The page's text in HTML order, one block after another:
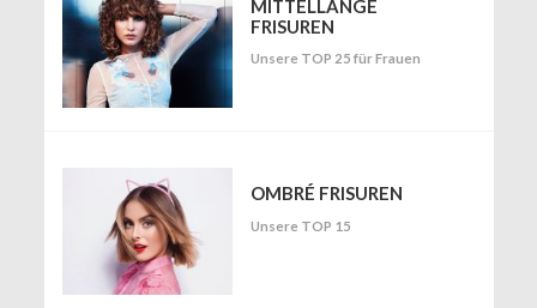
MITTELLANGE
FRISUREN
Unsere TOP 25 für Frauen
OMBRÉ FRISUREN
Unsere TOP 15